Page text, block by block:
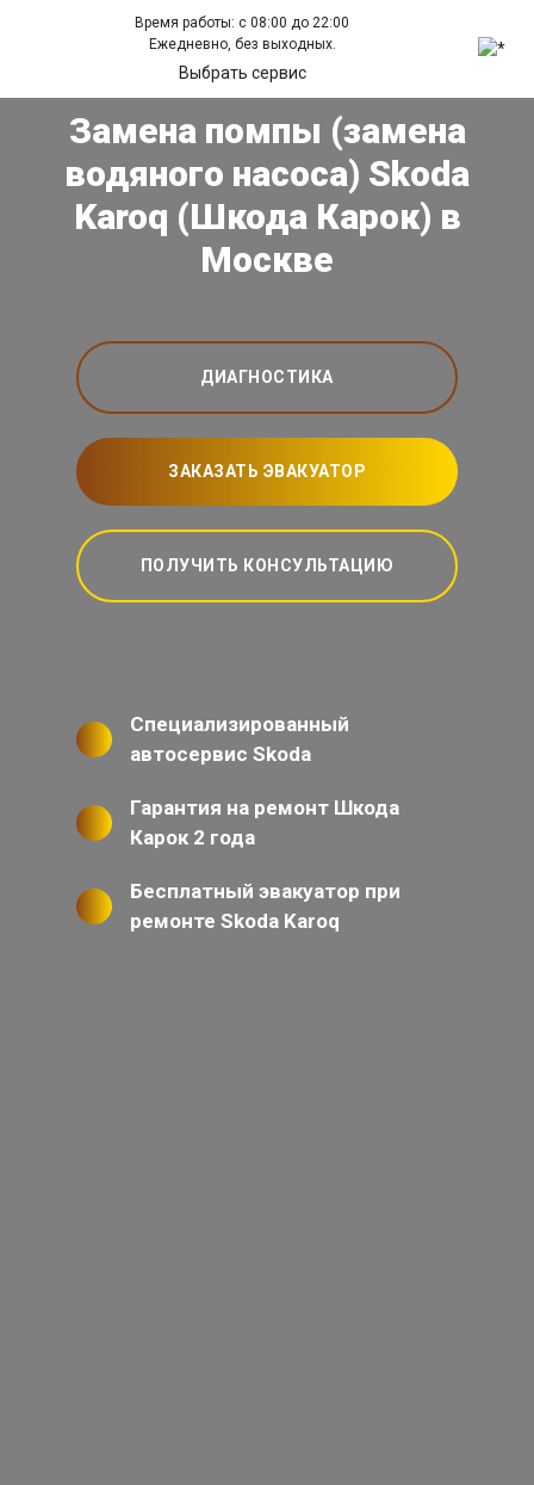
Время работы: с 08:00 до 22:00
Ежедневно, без выходных.
Выбрать сервис
Замена помпы (замена
водяного насоса) Skoda
Karoq (Шкода Карок) в
Москве
ДИАГНОСТИКА
ЗАКАЗАТЬ ЭВАКУАТОР
ПОЛУЧИТЬ КОНСУЛЬТАЦИЮ
Специализированный
автосервис Skoda
Гарантия на ремонт Шкода
Карок 2 года
Бесплатный эвакуатор при
ремонте Skoda Karoq